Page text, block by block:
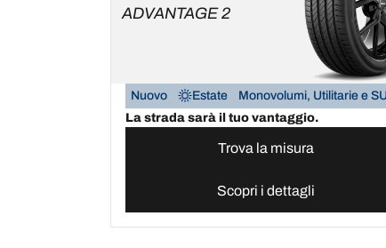
ADVANTAGE 2
Nuovo Estate
Monovolumi, Utilitarie e
La strada sarà il tuo vantaggio.
Trova la misura
Scopri i dettagli